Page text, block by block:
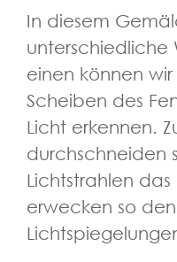
In diesem
unterschiedliche
einen können
Scheiben des
Licht erkennen.
durchschneiden
Lichtstrahlen
erwecken so